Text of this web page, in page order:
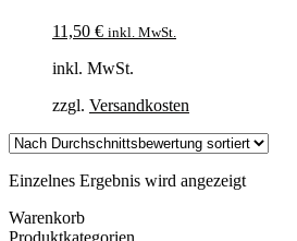
11,50 € inkl. MwSt.
inkl. MwSt.
zzgl. Versandkosten
Einzelnes Ergebnis wird angezeigt
Warenkorb
Produktkategorien